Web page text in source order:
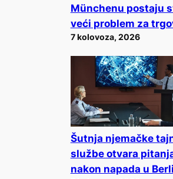
Münchenu postaju
veći problem za
7 kolovoza, 2026
Šutnja njemačke
službe otvara
nakon napada u